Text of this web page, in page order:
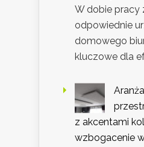
W dobie pracy
odpowiednie
domowego
kluczowe dla
z akcentami
wzbogacenie